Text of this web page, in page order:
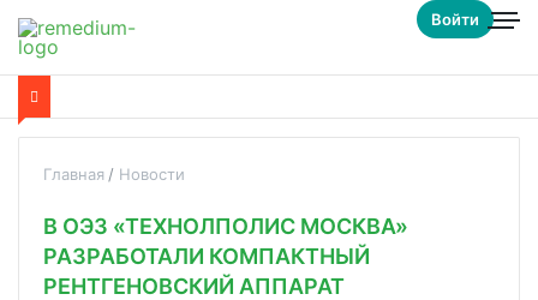
Войти
Главная Новости
В ОЭЗ «ТЕХНОЛПОЛИС МОСКВА»
РАЗРАБОТАЛИ КОМПАКТНЫЙ
РЕНТГЕНОВСКИЙ АППАРАТ